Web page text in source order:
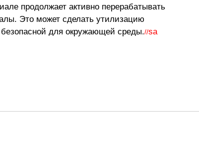
продолжает активно перерабатывать
Это может сделать утилизацию
для окружающей среды.//sa